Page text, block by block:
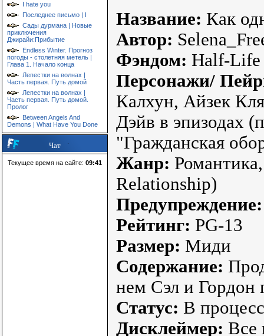
I hate you
Последнее письмо | I
Сады дурмана | Новые
приключения
Джирайи:Прибытие
Endless Winter. Прогноз
погоды - столетняя метель |
Глава 1. Начало конца
Лепестки на волнах |
Часть первая. Путь домой
Лепестки на волнах |
Часть первая. Путь домой.
Пролог
Between Angels And
Demons | What Have You Done
Чат
Текущее время на сайте: 09:41
Название: Как
Автор:
Фэндом: Half-Life
Персонажи/
Калхун, Айзек
Дэйв в эпизодах
"Гражданская
Жанр:
Relationship)
Рейтинг: PG-13
Размер: Миди
Содержание:
нем Сэл и Гордон
Статус: В
Дисклеймер: Все